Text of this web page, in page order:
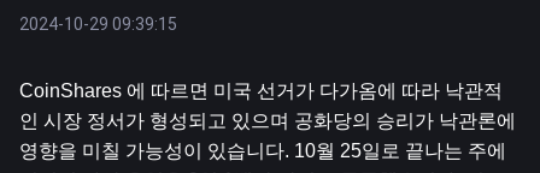
2024-10-29 09:39:15
CoinShares 에 따르면 미국 선거가 다가옴에 따라 낙관적
인 시장 정서가 형성되고 있으며 공화당의 승리가 낙관론에
영향을 미칠 가능성이 있습니다. 10월 25일로 끝나는 주에